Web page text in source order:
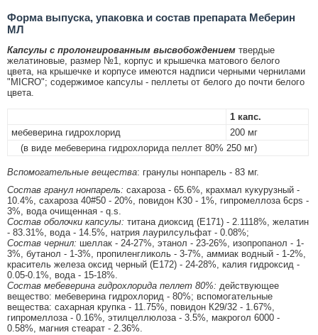
Форма выпуска, упаковка и состав препарата Меберин
МЛ
Капсулы с пролонгированным высвобождением твердые
желатиновые, размер №1, корпус и крышечка матового белого
цвета, на крышечке и корпусе имеются надписи черными чернилами
"MICRO"; содержимое капсулы - пеллеты от белого до почти белого
цвета.
1 капс.
мебеверина гидрохлорид
200 мг
(в виде мебеверина гидрохлорида пеллет 80% 250 мг)
Вспомогательные вещества: гранулы нонпарель - 83 мг.
Состав гранул нонпарель: сахароза - 65.6%, крахмал кукурузный -
10.4%, сахароза 40#50 - 20%, повидон К30 - 1%, гипромеллоза 6cps -
3%, вода очищенная - q.s.
Состав оболочки капсулы: титана диоксид (Е171) - 2.1118%, желатин
- 83.31%, вода - 14.5%, натрия лаурилсульфат - 0.08%;
Состав чернил: шеллак - 24-27%, этанол - 23-26%, изопропанол - 1-
3%, бутанол - 1-3%, пропиленгликоль - 3-7%, аммиак водный - 1-2%,
краситель железа оксид черный (Е172) - 24-28%, калия гидроксид -
0.05-0.1%, вода - 15-18%.
Состав мебеверина гидрохлорида пеллет 80%: действующее
вещество: мебеверина гидрохлорид - 80%; вспомогательные
вещества: сахарная крупка - 11.75%, повидон К29/32 - 1.67%,
гипромеллоза - 0.16%, этилцеллюлоза - 3.5%, макрогол 6000 -
0.58%, магния стеарат - 2.36%.